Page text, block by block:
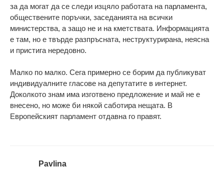
за да могат да се следи изцяло работата на парламента,
обществените поръчки, заседанията на всички
министерства, а защо не и на кметствата. Информацията
е там, но е твърде разпръсната, неструктурирана, неясна
и пристига нередовно.
Малко по малко. Сега примерно се борим да публикуват
индивидуалните гласове на депутатите в интернет.
Доколкото знам има изготвено предложение и май не е
внесено, но може би някой саботира нещата. В
Европейският парламент отдавна го правят.
Pavlina